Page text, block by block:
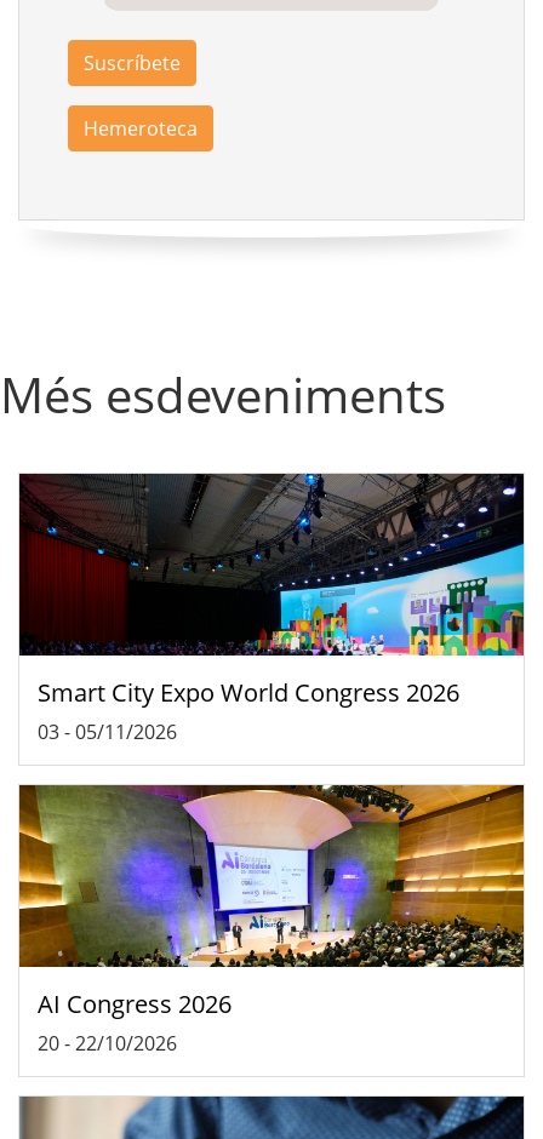
Suscríbete
Hemeroteca
Més esdeveniments
Smart City Expo World Congress 2026
03-05/11/2026
AI Congress 2026
20-22/10/2026